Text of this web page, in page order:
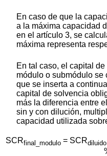
En caso de que la
a la máxima capacidad
en el artículo 3, se
máxima representa
En tal caso, el capital
módulo o submódulo
que se inserta a
capital de solvencia
más la diferencia entre
sin y con dilución,
capacidad utilizada
SCRfinal_modulo= SCRdiluido